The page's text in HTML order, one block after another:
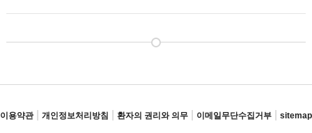
이용약관 개인정보처리방침 환자의 권리와 의무 이메일무단수집거부 sitemap